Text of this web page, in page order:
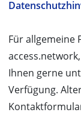
Für allgemeine
Ihnen gerne
Verfügung.